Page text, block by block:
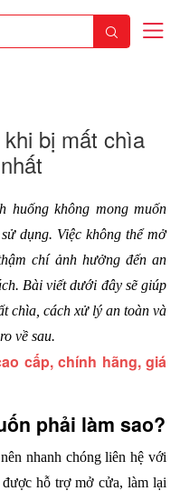
bị mất chìa
huống không mong muốn
dụng. Việc không thể mở
chí ảnh hưởng đến an
Bài viết dưới đây sẽ giúp
chìa, cách xử lý an toàn và
về sau.
cấp, chính hãng, giá
phải làm sao?
nhanh chóng liên hệ với
hỗ trợ mở cửa, làm lại